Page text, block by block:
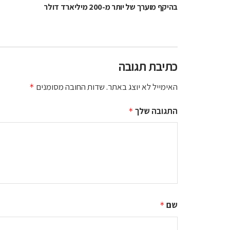
בהיקף מוערך של יותר מ-200 מיליארד דולר
כתיבת תגובה
האימייל לא יוצג באתר.שדות החובה מסומנים *
התגובה שלך *
שם *